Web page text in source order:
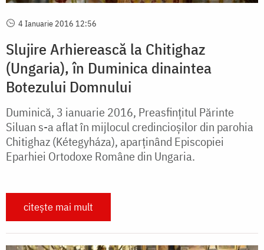
4 Ianuarie 2016 12:56
Slujire Arhierească la Chitighaz
(Ungaria), în Duminica dinaintea
Botezului Domnului
Duminică, 3 ianuarie 2016, Preasfințitul Părinte
Siluan s-a aflat în mijlocul credincioșilor din parohia
Chitighaz (Kétegyháza), aparținând Episcopiei
Eparhiei Ortodoxe Române din Ungaria.
citește mai mult